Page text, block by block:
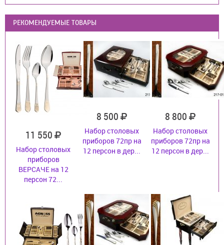
РЕКОМЕНДУЕМЫЕ ТОВАРЫ
11 550
Набор столовых
приборов
ВЕРСАЧЕ на 12
персон 72...
8 500
Набор столовых
приборов 72пр на
12 персон в дер...
8 800
Набор столовых
приборов 72пр на
12 персон в дер...